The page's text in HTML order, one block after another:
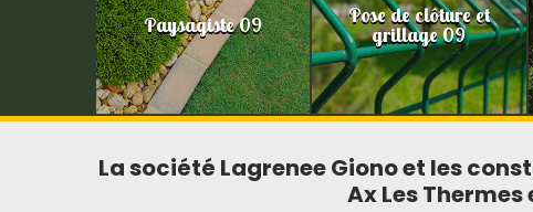
Paysagiste 09 Pose de clôture et
grillage 09
La société Lagrenee Giono et les
Ax Les